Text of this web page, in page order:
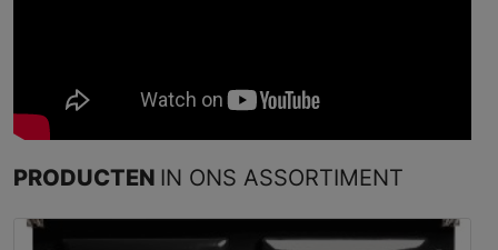
PRODUCTEN IN ONS ASSORTIMENT